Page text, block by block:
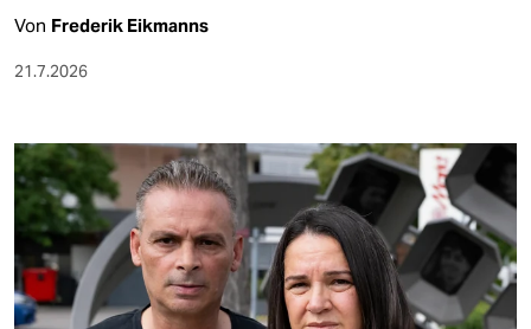
Von Frederik Eikmanns
21.7.2026